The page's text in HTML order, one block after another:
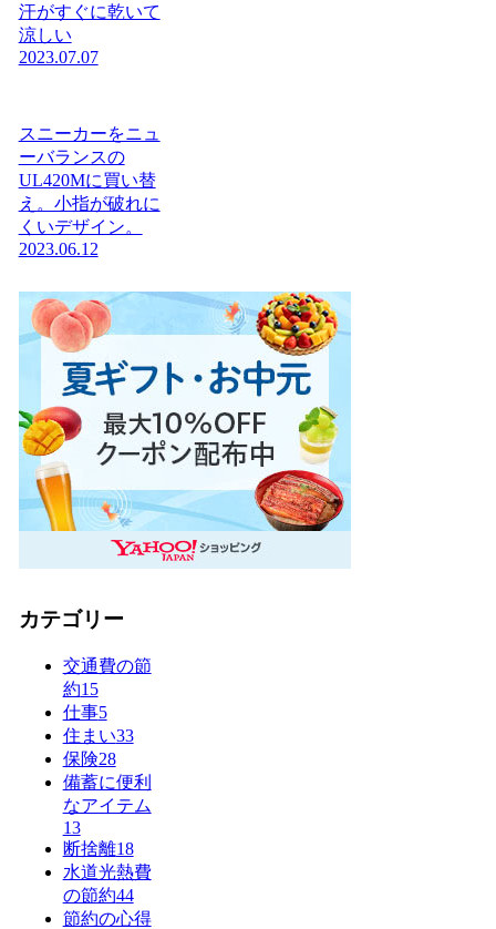
汗がすぐに乾いて
涼しい
2023.07.07
スニーカーをニュ
ーバランスの
UL420Mに買い替
え。小指が破れに
くいデザイン。
2023.06.12
カテゴリー
交通費の節
約15
仕事5
住まい33
保険28
備蓄に便利
なアイテム
13
断捨離18
水道光熱費
の節約44
節約の心得